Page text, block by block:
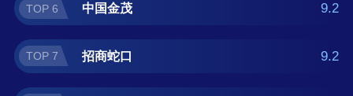
TOP 6 中国金茂 9.2
TOP 7 招商蛇口 9.2